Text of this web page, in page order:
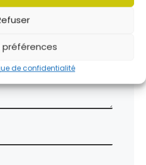
préférences
de confidentialité